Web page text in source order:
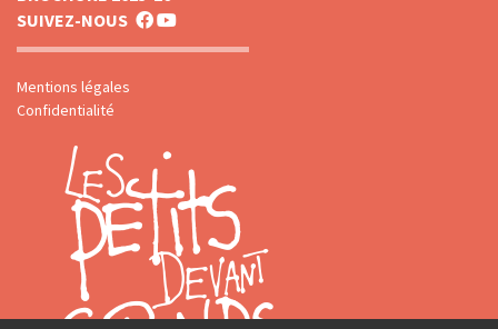
SUIVEZ-NOUS
Mentions légales
Confidentialité